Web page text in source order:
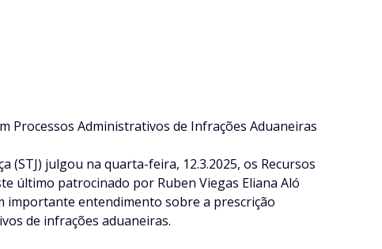
Processos Administrativos de Infrações Aduaneiras
(STJ) julgou na quarta-feira, 12.3.2025, os Recursos
último patrocinado por Ruben Viegas Eliana Aló
importante entendimento sobre a prescrição
de infrações aduaneiras.